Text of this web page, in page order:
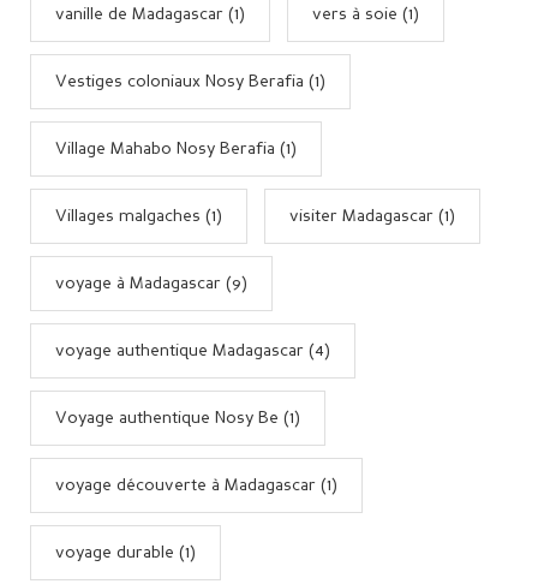
vanille de Madagascar (1) vers à soie (1)
Vestiges coloniaux Nosy Berafia (1)
Village Mahabo Nosy Berafia (1)
Villages malgaches (1) visiter Madagascar (1)
voyage à Madagascar (9)
voyage authentique Madagascar (4)
Voyage authentique Nosy Be (1)
voyage découverte à Madagascar (1)
voyage durable (1)